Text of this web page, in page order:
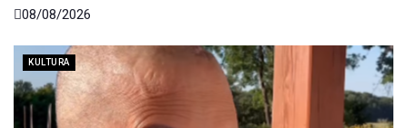
08/08/2026
KULTURA